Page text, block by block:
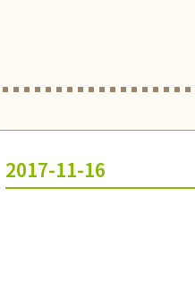
2017-11-16